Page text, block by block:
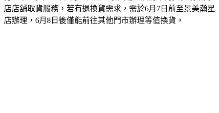
店店舖取貨服務，若有退換貨需求，需於6月7日前至景美瀚星
店辦理，6月8日後僅能前往其他門市辦理等值換貨。